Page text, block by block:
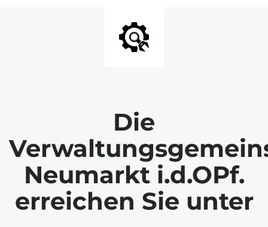
Die
Neumarkt i.d.OPf.
erreichen Sie unter